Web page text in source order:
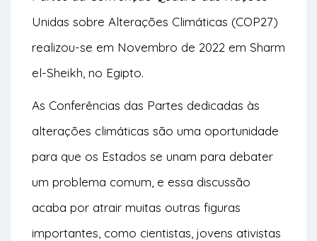
Unidas sobre Alterações Climáticas (COP27)
realizou-se em Novembro de 2022 em Sharm
el-Sheikh, no Egipto.
As Conferências das Partes dedicadas às
alterações climáticas são uma oportunidade
para que os Estados se unam para debater
um problema comum, e essa discussão
acaba por atrair muitas outras figuras
importantes, como cientistas, jovens ativistas